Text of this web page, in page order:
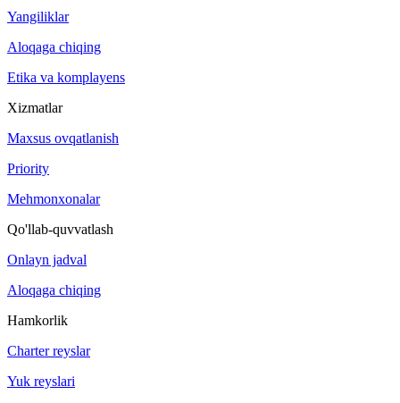
Yangiliklar
Aloqaga chiqing
Etika va komplayens
Xizmatlar
Maxsus ovqatlanish
Priority
Mehmonxonalar
Qo'llab-quvvatlash
Onlayn jadval
Aloqaga chiqing
Hamkorlik
Charter reyslar
Yuk reyslari